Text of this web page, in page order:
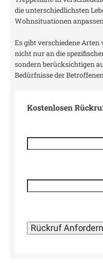
die unterschiedlichsten
Wohnsituationen
Es gibt verschiedene Arten
nicht nur an die
sondern berücksichtigen
Bedürfnisse der
Kostenlosen